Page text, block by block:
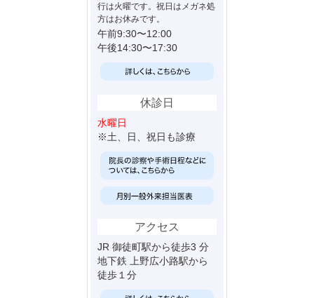
行は火曜です。祝日はメガネ処
方はお休みです。
午前9:30〜12:00
午後14:30〜17:30
休診日
水曜日
※土、日、祝日も診療
アクセス
JR 御徒町駅から徒歩3 分
地下鉄 上野広小路駅から
徒歩１分